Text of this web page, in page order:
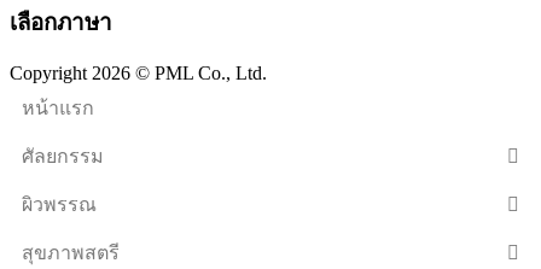
เลือกภาษา
Copyright 2026 © PML Co., Ltd.
หน้าแรก
ศัลยกรรม
ผิวพรรณ
สุขภาพสตรี